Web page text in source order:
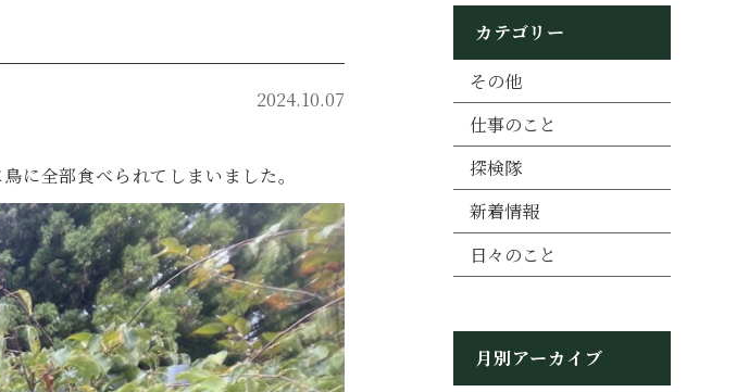
2024.10.07
全部食べられてしまいました。
カテゴリー
その他
仕事のこと
探検隊
新着情報
日々のこと
月別アーカイブ